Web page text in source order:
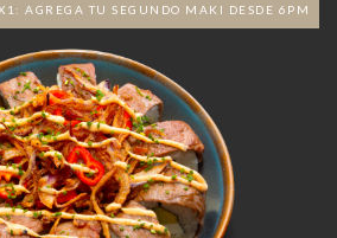
AGREGA TU SEGUNDO MAKI DESDE 6PM